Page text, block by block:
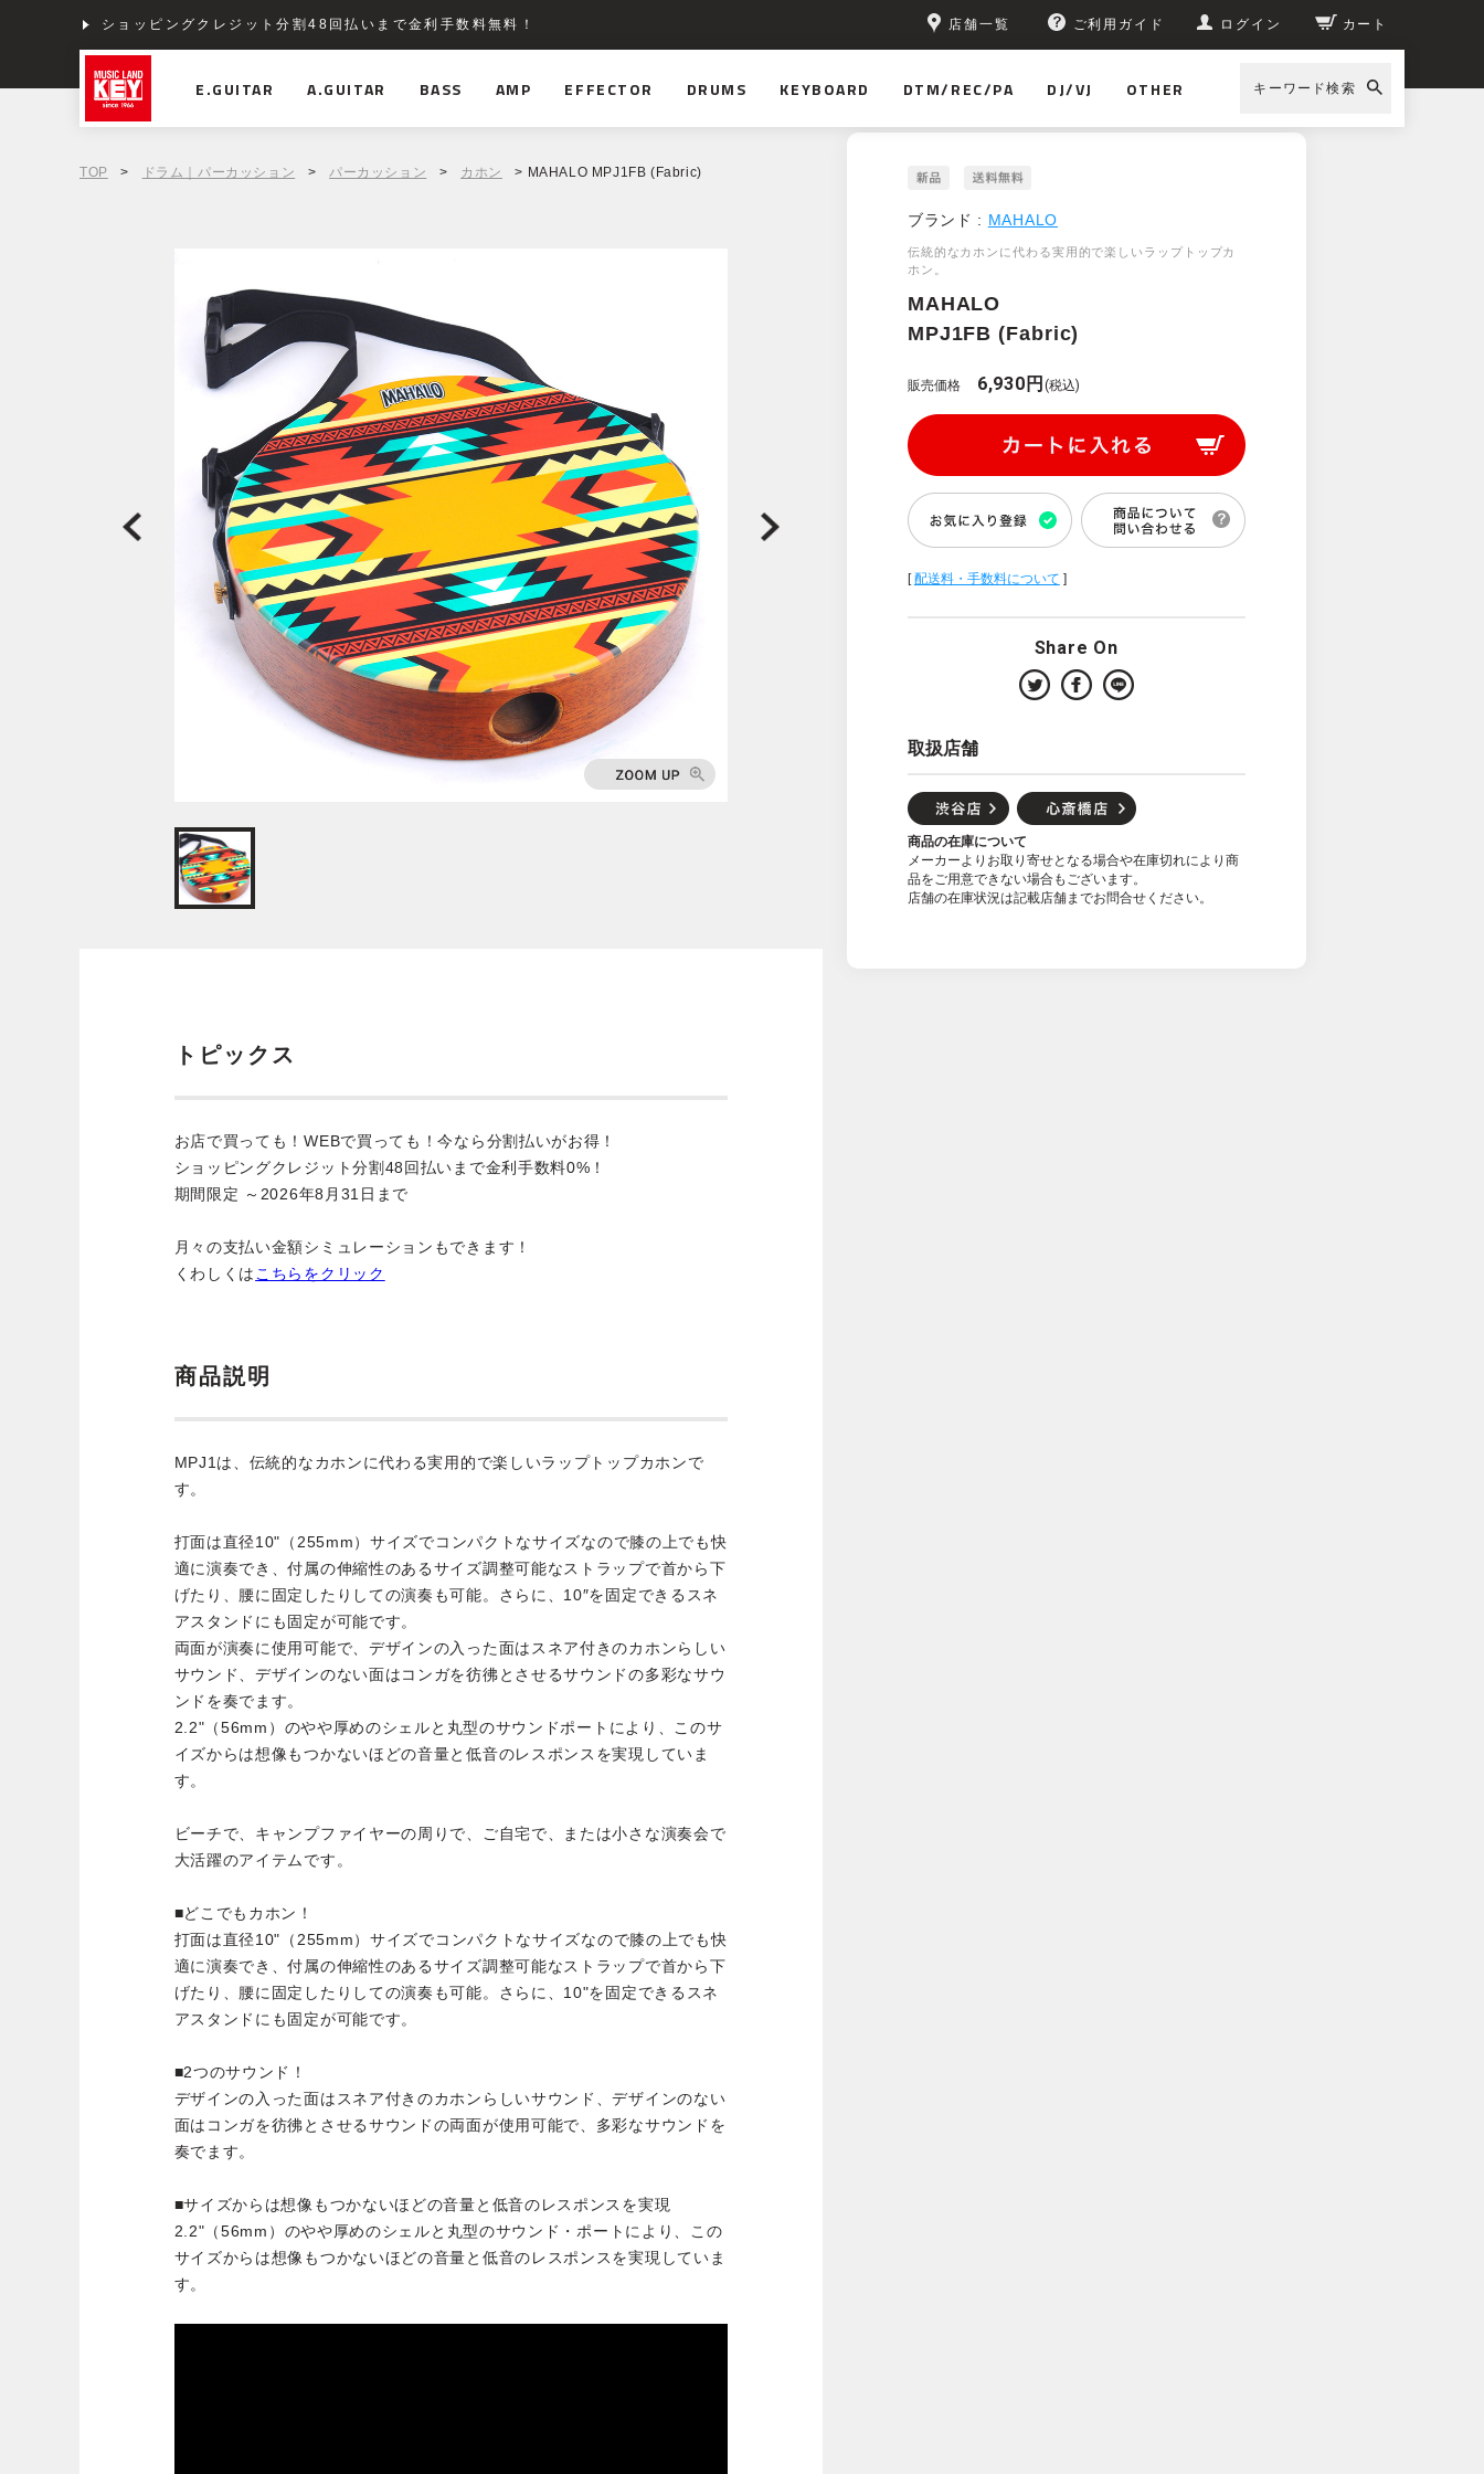
ショッピングクレジット分割48回払いまで金利手数料無料！ 店舗一覧 ご利用ガイド ログイン カート
E.GUITAR A.GUITAR BASS AMP EFFECTOR DRUMS KEYBOARD DTM/REC/PA DJ/VJ OTHER キーワード検索
TOP > ドラム｜パーカッション > パーカッション > カホン > MAHALO MPJ1FB (Fabric)
ブランド : MAHALO
伝統的なカホンに代わる実用的で楽しいラップトップカ
ホン。
MAHALO
MPJ1FB (Fabric)
販売価格 6,930円 (税込)
[配送料・手数料について ]
Share On
取扱店舗
商品の在庫について
メーカーよりお取り寄せとなる場合や在庫切れにより商
品をご用意できない場合もございます。
店舗の在庫状況は記載店舗までお問合せください。
トピックス
お店で買っても！WEBで買っても！今なら分割払いがお得！
ショッピングクレジット分割48回払いまで金利手数料0%！
期間限定 ～2026年8月31日まで
月々の支払い金額シミュレーションもできます！
くわしくは こちらをクリック
商品説明
MPJ1は、伝統的なカホンに代わる実用的で楽しいラップトップカホンで
す。
打面は直径10"（255mm）サイズでコンパクトなサイズなので膝の上でも快
適に演奏でき、付属の伸縮性のあるサイズ調整可能なストラップで首から下
げたり、腰に固定したりしての演奏も可能。さらに、10″を固定できるスネ
アスタンドにも固定が可能です。
両面が演奏に使用可能で、デザインの入った面はスネア付きのカホンらしい
サウンド、デザインのない面はコンガを彷彿とさせるサウンドの多彩なサウ
ンドを奏でます。
2.2"（56mm）のやや厚めのシェルと丸型のサウンドポートにより、このサ
イズからは想像もつかないほどの音量と低音のレスポンスを実現していま
す。
ビーチで、キャンプファイヤーの周りで、ご自宅で、または小さな演奏会で
大活躍のアイテムです。
■どこでもカホン！
打面は直径10"（255mm）サイズでコンパクトなサイズなので膝の上でも快
適に演奏でき、付属の伸縮性のあるサイズ調整可能なストラップで首から下
げたり、腰に固定したりしての演奏も可能。さらに、10"を固定できるスネ
アスタンドにも固定が可能です。
■2つのサウンド！
デザインの入った面はスネア付きのカホンらしいサウンド、デザインのない
面はコンガを彷彿とさせるサウンドの両面が使用可能で、多彩なサウンドを
奏でます。
■サイズからは想像もつかないほどの音量と低音のレスポンスを実現
2.2"（56mm）のやや厚めのシェルと丸型のサウンド・ポートにより、この
サイズからは想像もつかないほどの音量と低音のレスポンスを実現していま
す。